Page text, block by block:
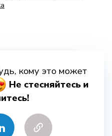
кому это может
Hе стесняйтесь и